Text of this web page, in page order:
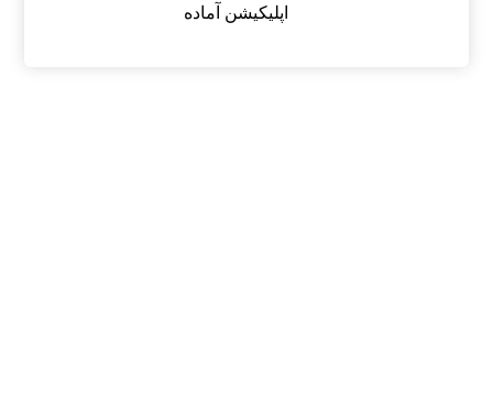
اپلیکیشن آماده